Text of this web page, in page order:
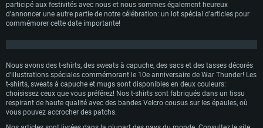
CONFIGURATION SYSTÈME REQUISE
participé aux festivités avec nous et nous sommes également heureux
d'annoncer une autre partie de notre célébration: un lot spécial d'articles pour
commémorer cette date importante!
Nous avons des t-shirts, des sweats à capuche, des sacs et des tasses décorés
d'illustrations spéciales commémorant le 10e anniversaire de War Thunder! Les
t-shirts, sweats à capuche et mugs sont disponibles en deux couleurs:
choisissez ceux que vous préférez! Nos t-shirts sont fabriqués dans un tissu
respirant de haute qualité avec des bandes Velcro cousus sur les épaules, où
vous pouvez accrocher des patchs.